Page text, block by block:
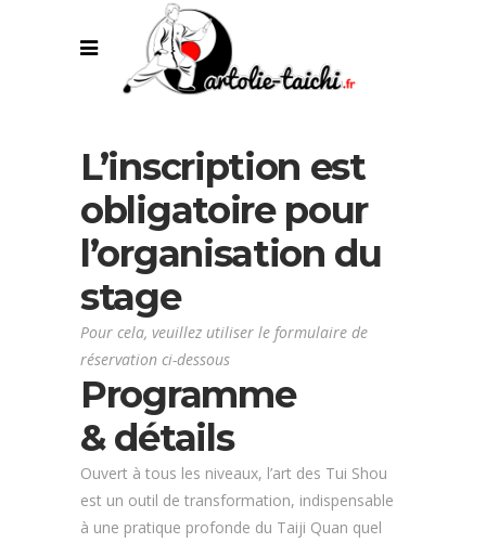
L’inscription est
obligatoire pour
l’organisation du
stage
Pour cela, veuillez utiliser le formulaire de
réservation ci-dessous
Programme
& détails
Ouvert à tous les niveaux, l’art des Tui Shou
est un outil de transformation, indispensable
à une pratique profonde du Taiji Quan quel